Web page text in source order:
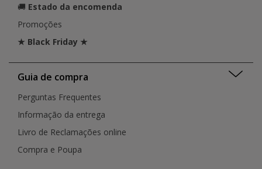
🚚 Estado da encomenda
Promoções
★ Black Friday ★
Guia de compra
Perguntas Frequentes
Informação da entrega
Livro de Reclamações online
Compra e Poupa